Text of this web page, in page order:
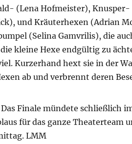
(Lena Hofmeister),
und Kräuterhexen (Adrian
(Selina Gamvrilis), die
kleine Hexe endgültig zu
Kurzerhand hext sie in der
ab und verbrennt deren
Finale mündete schließlich
für das ganze Theaterteam
LMM